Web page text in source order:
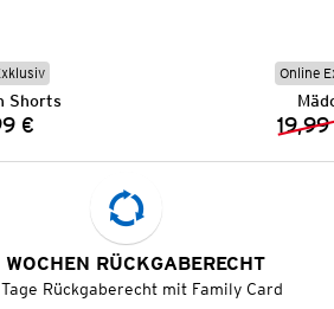
Shorts
€
Online
RÜCKGABERECHT
Rückgaberecht mit Family Card